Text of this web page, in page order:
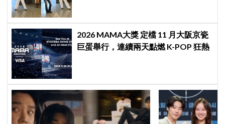
2026 MAMA大獎 定檔 11 月大阪京瓷
巨蛋舉行，連續兩天點燃 K-POP 狂熱